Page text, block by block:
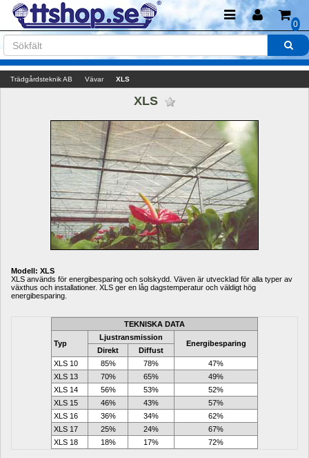
0
Trädgårdsteknik AB Vävar XLS
XLS
Modell: XLS
XLS används för energibesparing och solskydd. Väven är utvecklad för alla typer av
växthus och installationer. XLS ger en låg dagstemperatur och väldigt hög
energibesparing.
TEKNISKA DATA
Typ
Ljustransmission
Energibesparing
Direkt
Diffust
XLS 10
85% 78%
47%
XLS 13
70% 65%
49%
XLS 14
56% 53%
52%
XLS 15
46% 43%
57%
XLS 16
36% 34%
62%
XLS 17
25% 24%
67%
XLS 18
18% 17% 72%